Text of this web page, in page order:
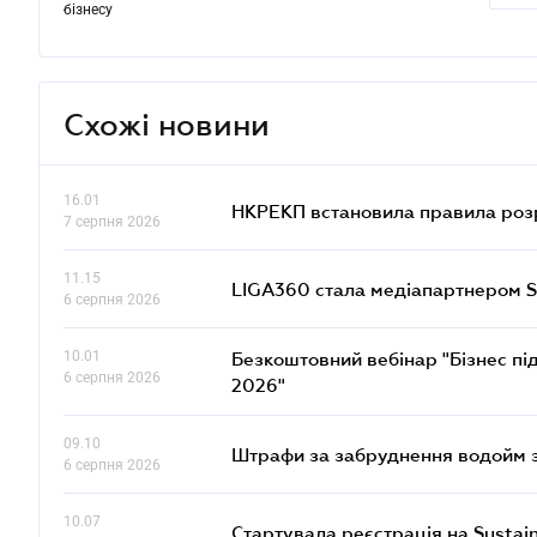
бізнесу
Схожі новини
16.01
7 серпня 2026
НКРЕКП встановила правила
11.15
6 серпня 2026
LIGA360 стала
10.01
6 серпня 2026
Безкоштовний вебінар "Бізнес
2026"
09.10
6 серпня 2026
Штрафи за забруднення водойм
10.07
Стартувала реєстрація на